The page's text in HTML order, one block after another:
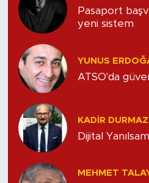
Pasaport
yeni sistem
YUNUS
ATSO'da
KADIR DURMAZ
Dijital
MEHMET